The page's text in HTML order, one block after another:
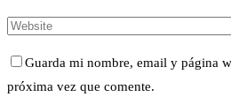
Guarda mi nombre, email y página
próxima vez que comente.